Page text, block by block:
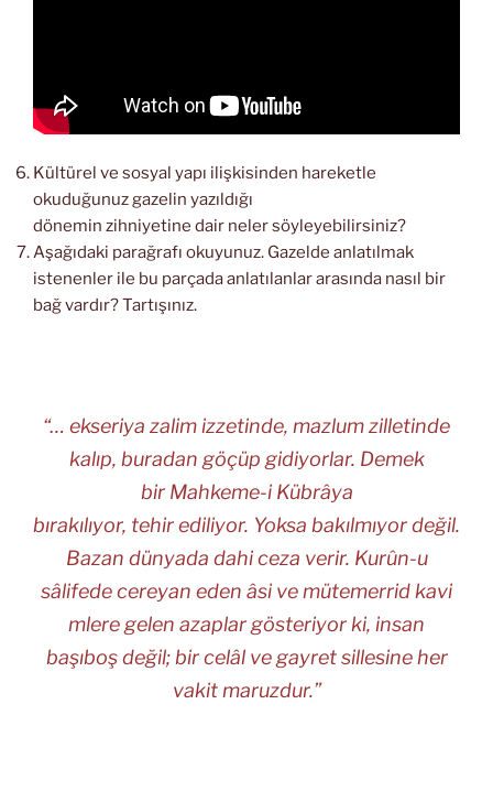
Kültürel ve sosyal yapı ilişkisinden hareketle
okuduğunuz gazelin yazıldığı
dönemin zihniyetine dair neler söyleyebilirsiniz?
Aşağıdaki parağrafı okuyunuz. Gazelde anlatılmak
istenenler ile bu parçada anlatılanlar arasında nasıl bir
bağ vardır? Tartışınız.
“… ekseriya zalim izzetinde, mazlum zilletinde
kalıp, buradan göçüp gidiyorlar. Demek
bir Mahkeme-i Kübrâya
bırakılıyor, tehir ediliyor. Yoksa bakılmıyor değil.
Bazan dünyada dahi ceza verir. Kurûn-u
sâlifede cereyan eden âsi ve mütemerrid kavi
mlere gelen azaplar gösteriyor ki, insan
başıboş değil; bir celâl ve gayret sillesine her
vakit maruzdur.”